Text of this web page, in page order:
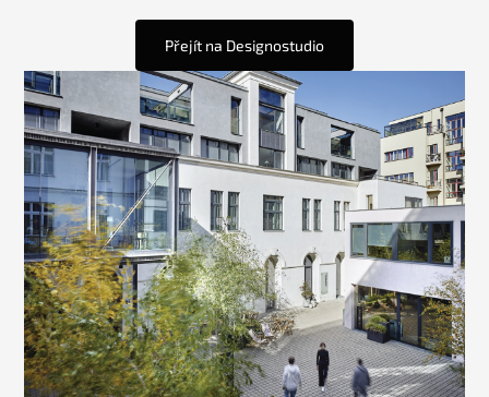
Přejít na Designostudio